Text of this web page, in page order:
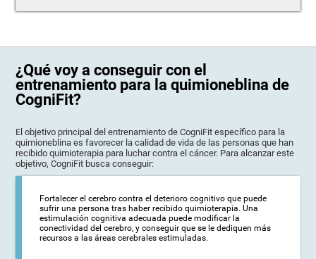
¿Qué voy a conseguir con el
entrenamiento para la quimioneblina de
CogniFit?
El objetivo principal del entrenamiento de CogniFit específico para la
quimioneblina es favorecer la calidad de vida de las personas que han
recibido quimioterapia para luchar contra el cáncer. Para alcanzar este
objetivo, CogniFit busca conseguir:
Fortalecer el cerebro contra el deterioro cognitivo que puede
sufrir una persona tras haber recibido quimioterapia. Una
estimulación cognitiva adecuada puede modificar la
conectividad del cerebro, y conseguir que se le dediquen más
recursos a las áreas cerebrales estimuladas.